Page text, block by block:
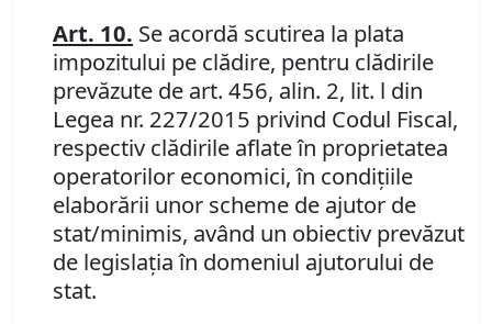
Art. 10. Se acordă scutirea la plata
impozitului pe clădire, pentru clădirile
prevăzute de art. 456, alin. 2, lit. l din
Legea nr. 227/2015 privind Codul Fiscal,
respectiv clădirile aflate în proprietatea
operatorilor economici, în condiţiile
elaborării unor scheme de ajutor de
stat/minimis, având un obiectiv prevăzut
de legislaţia în domeniul ajutorului de
stat.